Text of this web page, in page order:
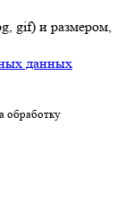
gif) и размером,
данных
обработку